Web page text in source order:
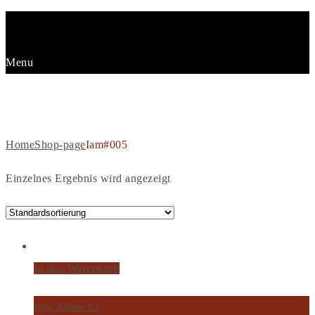
Menu
HomeShop-pageIam#005
Einzelnes Ergebnis wird angezeigt
In den Warenkorb
Woo Album #2